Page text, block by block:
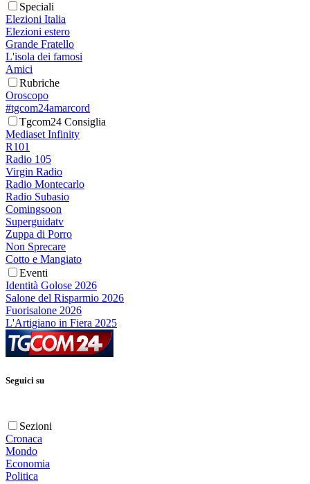
Speciali
Elezioni Italia
Elezioni estero
Grande Fratello
L'isola dei famosi
Amici
Rubriche
Oroscopo
#tgcom24amarcord
Tgcom24 Consiglia
Mediaset Infinity
R101
Radio 105
Virgin Radio
Radio Montecarlo
Radio Subasio
Comingsoon
Superguidatv
Zuppa di Porro
Non Sprecare
Cotto e Mangiato
Eventi
Identità Golose 2026
Salone del Risparmio 2026
Fuorisalone 2026
L'Artigiano in Fiera 2025
Seguici su
Sezioni
Cronaca
Mondo
Economia
Politica